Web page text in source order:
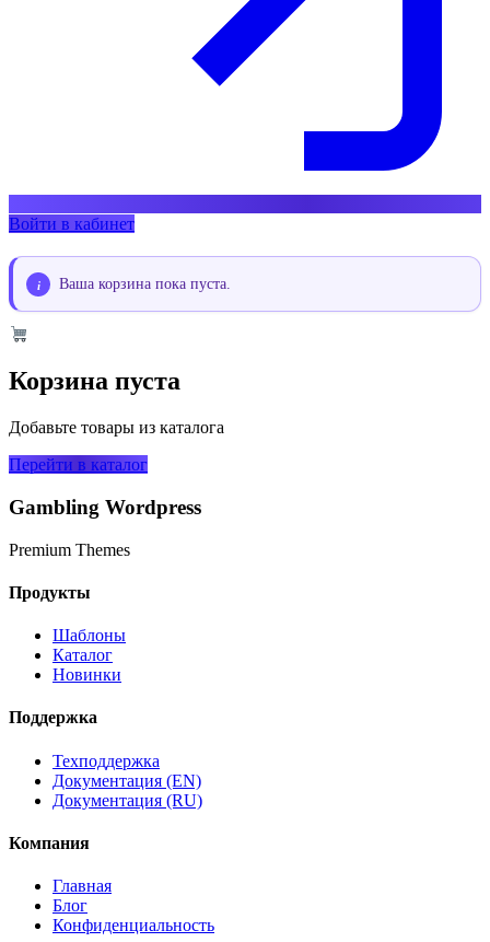
Войти в кабинет
Ваша корзина пока пуста.
Корзина пуста
Добавьте товары из каталога
Перейти в каталог
Gambling Wordpress
Premium Themes
Продукты
Шаблоны
Каталог
Новинки
Поддержка
Техподдержка
Документация (EN)
Документация (RU)
Компания
Главная
Блог
Конфиденциальность